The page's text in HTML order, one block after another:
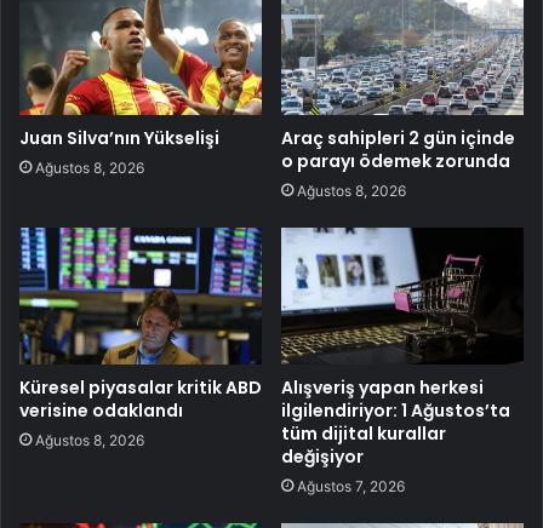
Juan Silva’nın Yükselişi
Ağustos 8, 2026
Araç sahipleri 2 gün içinde
o parayı ödemek zorunda
Ağustos 8, 2026
Küresel piyasalar kritik ABD
verisine odaklandı
Ağustos 8, 2026
Alışveriş yapan herkesi
ilgilendiriyor: 1 Ağustos’ta
tüm dijital kurallar
değişiyor
Ağustos 7, 2026